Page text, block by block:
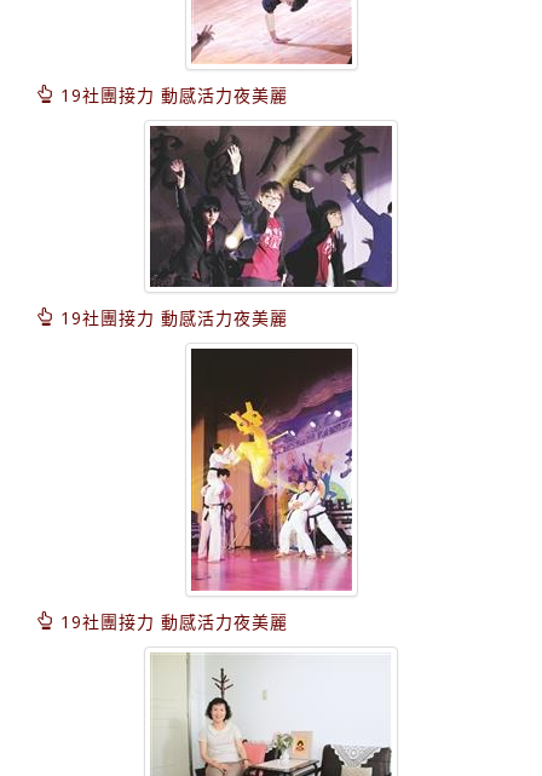
19社團接力 動感活力夜美麗
19社團接力 動感活力夜美麗
19社團接力 動感活力夜美麗